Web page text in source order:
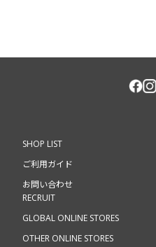
SHOP LIST
ご利用ガイド
お問い合わせ
RECRUIT
GLOBAL ONLINE STORES
OTHER ONLINE STORES